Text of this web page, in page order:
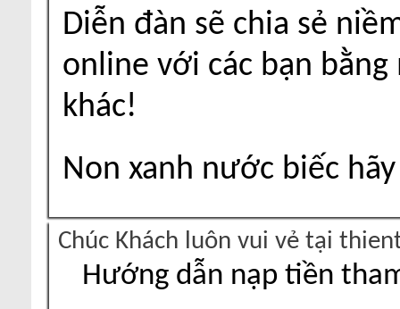
Diễn đàn sẽ chia sẻ
online với các bạn
khác!
Non xanh nước biếc
Chúc Khách luôn vui vẻ tại
Hướng dẫn nạp tiền